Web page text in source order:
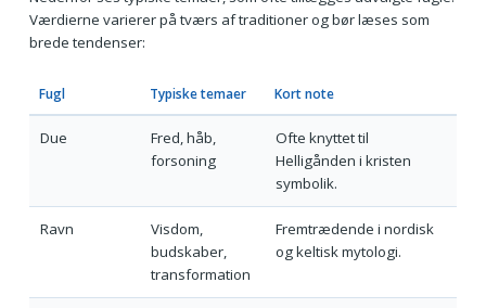
Værdierne varierer på tværs af traditioner og bør læses som
brede tendenser:
Fugl Typiske temaer Kort note
Due
Fred, håb,
forsoning
Ofte knyttet til
Helligånden i kristen
symbolik.
Ravn
Visdom,
budskaber,
transformation
Fremtrædende i nordisk
og keltisk mytologi.